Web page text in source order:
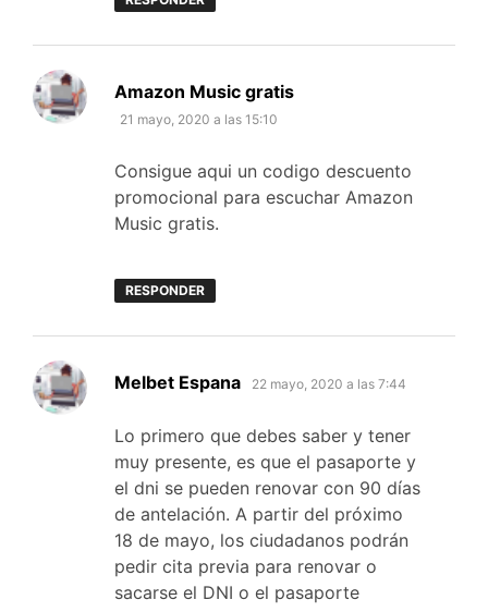
Amazon Music gratis
21 mayo, 2020 a las 15:10
Consigue aqui un codigo descuento
promocional para escuchar Amazon
Music gratis.
RESPONDER
Melbet Espana dice:
22 mayo, 2020 a las 7:44
Lo primero que debes saber y tener
muy presente, es que el pasaporte y
el dni se pueden renovar con 90 días
de antelación. A partir del próximo
18 de mayo, los ciudadanos podrán
pedir cita previa para renovar o
sacarse el DNI o el pasaporte